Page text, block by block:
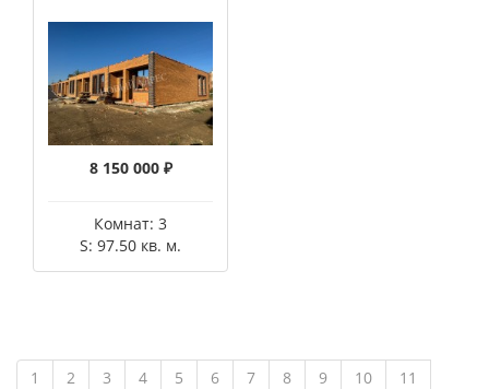
8 150 000 ₽
Комнат: 3
S: 97.50 кв. м.
1 2 3 4 5 6 7 8 9 10
11